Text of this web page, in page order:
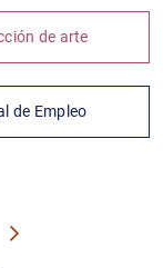
de arte
de Empleo